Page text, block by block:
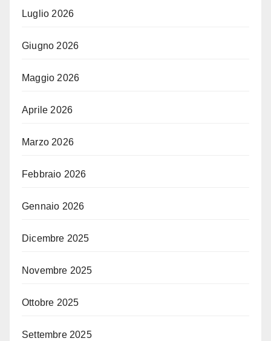
Luglio 2026
Giugno 2026
Maggio 2026
Aprile 2026
Marzo 2026
Febbraio 2026
Gennaio 2026
Dicembre 2025
Novembre 2025
Ottobre 2025
Settembre 2025